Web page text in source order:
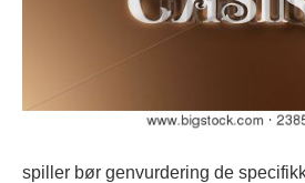
spiller bør genvurdering de